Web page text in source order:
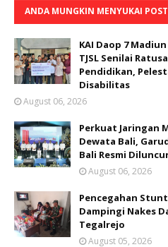
ANDA MUNGKIN MENYUKAI
KAI Daop 7
TJSL Senilai
Pendidikan,
Disabilitas
August 06, 2026
Perkuat Jaringan
Dewata Bali,
Bali Resmi
August 06, 2026
Pencegahan
Dampingi Nakes
Tegalrejo
August 05, 2026